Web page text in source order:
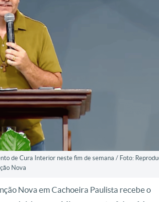
de Cura Interior neste fim de semana / Foto:
Nova
Nova em Cachoeira Paulista recebe o